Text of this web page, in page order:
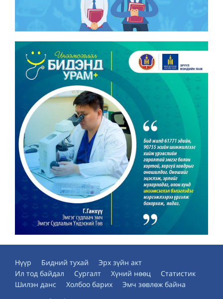
Нүүр Бидний тухай
Эрх зүйн акт
Ил тод байдал
Сургалт Хүний нөөц
Статистик
Шилэн данс
Холбоо барих Эмч зөвлөж байна